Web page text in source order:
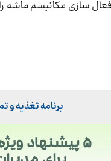
سازی مکانیسم ماشه
برنامه تغذیه